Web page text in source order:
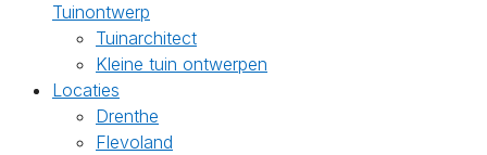
Tuinontwerp
Tuinarchitect
Kleine tuin ontwerpen
Locaties
Drenthe
Flevoland